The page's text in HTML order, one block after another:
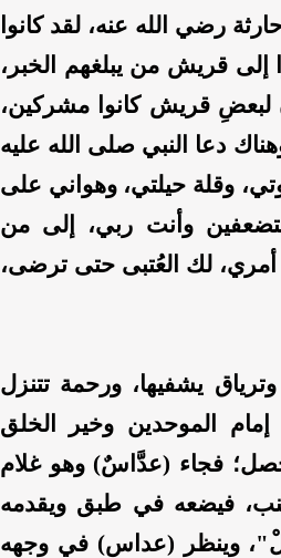
رضي الله عنه، لقد كانوا
إلى قريش من يبلغهم الخبر،
لبعضِ قريش كانوا مشركين،
دعا النبي صلى الله عليه
وقلة حيلتي، وهواني على
وأنت ربي، إلى من
أمري، لك العُتبى حتى ترضى،
يشفيها، ورحمة تتنزل
الموحدين وخير الخلق
فجاء (عدَّاسٌ) وهو غلام
فيضعه في طبق ويقدمه
وينظر (عداس) في وجهه